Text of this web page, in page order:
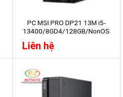
PC MSI PRO DP21 13M i5-
13400/8GD4/128GB/NonOS
Liên hệ